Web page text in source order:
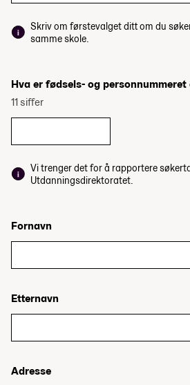
Skriv om førstevalget ditt om du
samme skole.
Hva er fødsels- og
11 siffer
Vi trenger det for å rapportere
Utdanningsdirektoratet.
Fornavn
Etternavn
Adresse